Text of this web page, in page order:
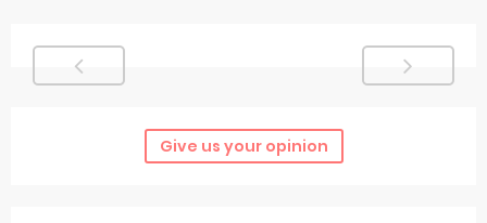
Give us your opinion